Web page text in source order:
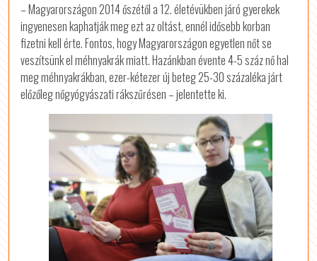
– Magyarországon 2014 őszétől a 12. életévükben járó gyerekek
ingyenesen kaphatják meg ezt az oltást, ennél idősebb korban
fizetni kell érte. Fontos, hogy Magyarországon egyetlen nőt se
veszítsünk el méhnyakrák miatt. Hazánkban évente 4-5 száz nő hal
meg méhnyakrákban, ezer-kétezer új beteg 25-30 százaléka járt
előzőleg nőgyógyászati rákszűrésen – jelentette ki.